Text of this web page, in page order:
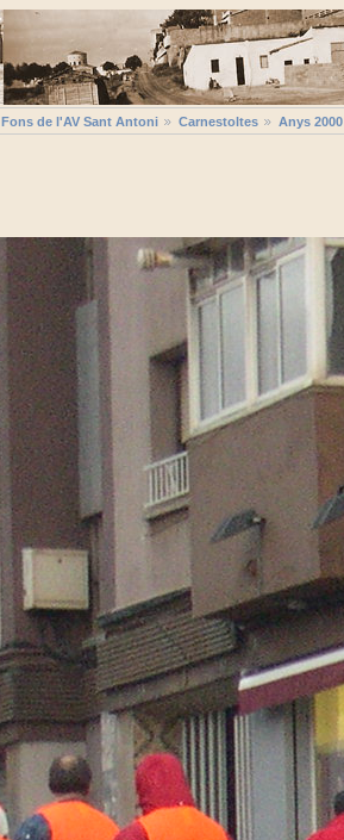
Fons de l'AV Sant Antoni Carnestoltes Anys 2000